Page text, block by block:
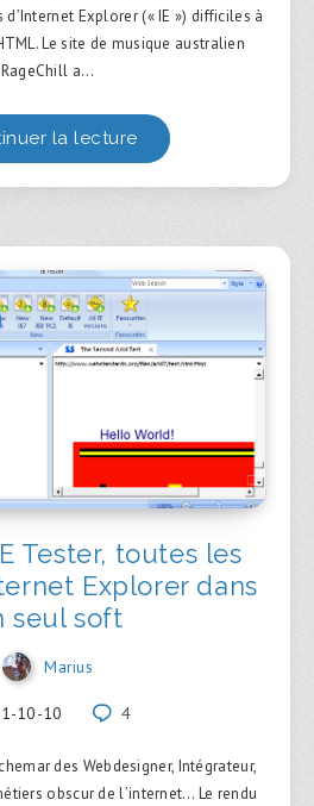
Explorer (« IE ») difficiles à
Le site de musique australien
RageChill a…
la lecture
Tester, toutes les
Explorer dans
seul soft
Marius
10-10 4
des Webdesigner, Intégrateur,
obscur de l’internet… Le rendu